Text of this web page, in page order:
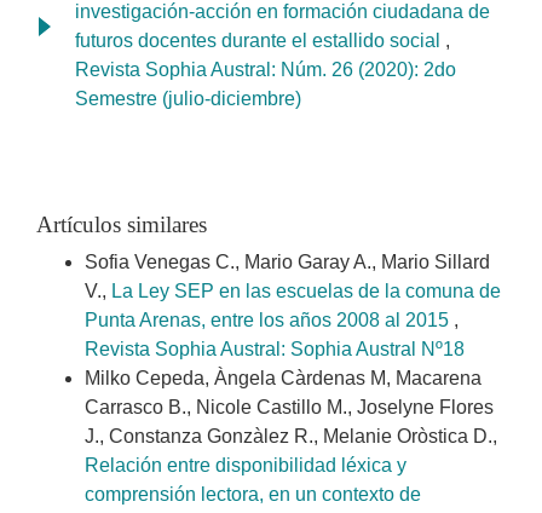
investigación-acción en formación ciudadana de
futuros docentes durante el estallido social ,
Revista Sophia Austral: Núm. 26 (2020): 2do
Semestre (julio-diciembre)
Artículos similares
Sofia Venegas C., Mario Garay A., Mario Sillard
V., La Ley SEP en las escuelas de la comuna de
Punta Arenas, entre los años 2008 al 2015 ,
Revista Sophia Austral: Sophia Austral Nº18
Milko Cepeda, Àngela Càrdenas M, Macarena
Carrasco B., Nicole Castillo M., Joselyne Flores
J., Constanza Gonzàlez R., Melanie Oròstica D.,
Relación entre disponibilidad léxica y
comprensión lectora, en un contexto de